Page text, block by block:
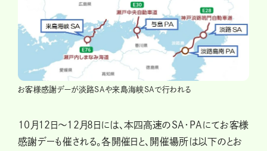
お客様感謝デーが淡路SAや来島海峡SAで行われる
10月12日～12月8日には、本四高速のSA・PAにてお客様
感謝デーも催される。各開催日と、開催場所は以下のとお